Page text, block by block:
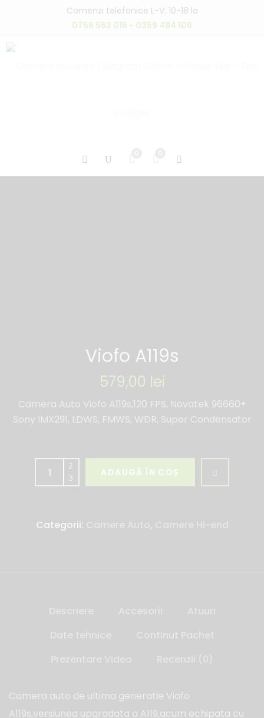
Comenzi telefonice L-V: 10-18 la
0756 562 016 - 0359 484 106
Viofo A119s
579,00 lei
Camera Auto Viofo A119s,120 FPS, Novatek 96660+
Sony IMX291, LDWS, FMWS, WDR, Super Condensator
ADAUGĂ ÎN COȘ
Categorii: ,
Camera auto de ultima generatie Viofo
A119s,versiunea upgradata a A119,acum echipata cu